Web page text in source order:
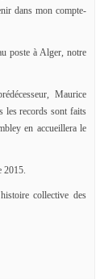
dans mon compte-
poste à Alger, notre
Maurice
les records sont faits
en accueillera le
2015.
collective des